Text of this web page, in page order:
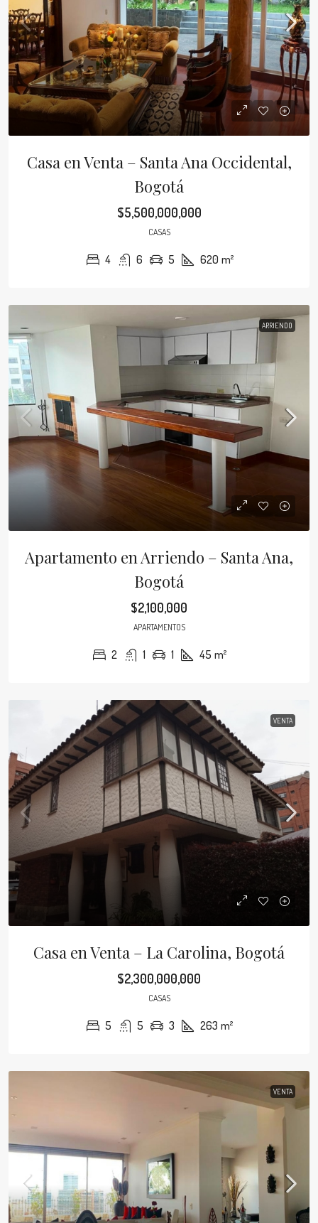
Casa en Venta – Santa Ana Occidental,
Bogotá
$5,500,000,000
CASAS
4 6 5 620 m²
ARRIENDO
Apartamento en Arriendo – Santa Ana,
Bogotá
$2,100,000
APARTAMENTOS
2 1 1 45 m²
VENTA
Casa en Venta – La Carolina, Bogotá
$2,300,000,000
CASAS
5 5 3 263 m²
VENTA